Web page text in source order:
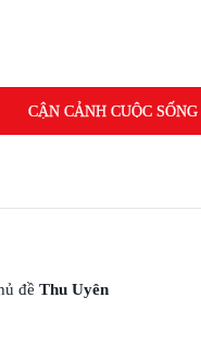
CẬN CẢNH CUỘC SỐNG
đề Thu Uyên